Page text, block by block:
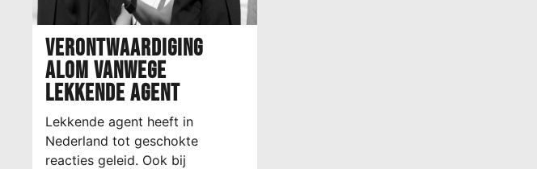
Verontwaardiging
alom vanwege
lekkende agent
Lekkende agent heeft in
Nederland tot geschokte
reacties geleid. Ook bij